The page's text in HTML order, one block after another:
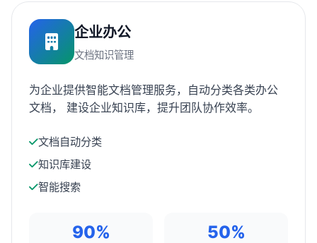
企业办公
文档知识管理
为企业提供智能文档管理服务，自动分类各类办公
文档， 建设企业知识库，提升团队协作效率。
文档自动分类
知识库建设
智能搜索
90% 50%